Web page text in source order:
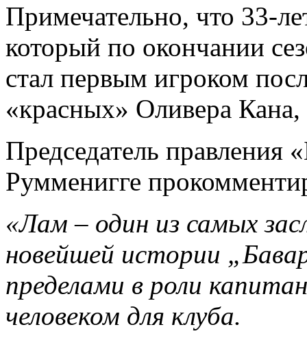
Примечательно, что 33-
который по окончании
стал первым игроком
«красных» Оливера
Председатель правления
Румменигге
«Лам – один из самых
новейшей истории
пределами в роли
человеком для клуба.